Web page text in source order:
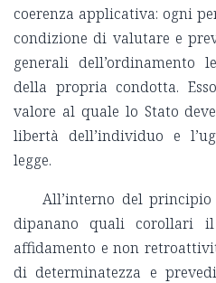
coerenza applicativa: ogni
condizione di valutare e
generali dell’ordinamento
della propria condotta.
valore al quale lo Stato
libertà dell’individuo e
legge.
All’interno del
dipanano quali corollari
affidamento e non
di determinatezza e